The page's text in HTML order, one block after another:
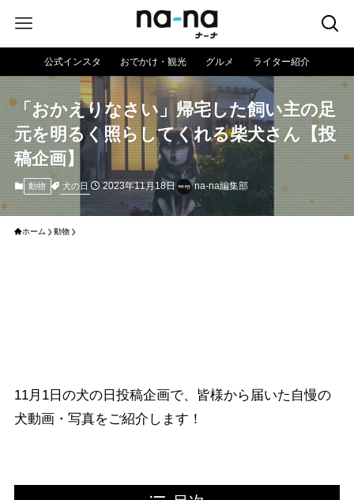
公式インスタ おでかけ・観光 グルメ ライター紹介
「おかえりなさい」帰宅した飼い主の足
元を明るく照らしてくれる柴犬さん【投
稿企画】
動物 犬の日 2023年11月18日 na-na編集部
ホーム 動物
11月1日の犬の日投稿企画で、皆様から届いた自慢の
犬動画・写真をご紹介します！